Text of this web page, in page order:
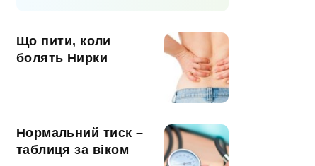
Що пити, коли
болять Нирки
Нормальний тиск –
таблиця за віком